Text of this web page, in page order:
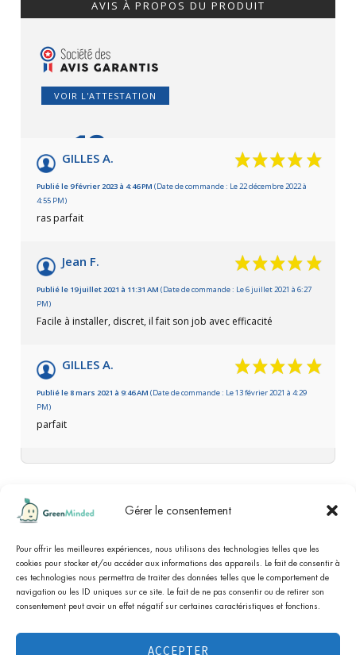
Gérer le consentement
Pour offrir les meilleures expériences, nous utilisons des technologies telles que les
cookies pour stocker et/ou accéder aux informations des appareils. Le fait de consentir à
ces technologies nous permettra de traiter des données telles que le comportement de
navigation ou les ID uniques sur ce site. Le fait de ne pas consentir ou de retirer son
consentement peut avoir un effet négatif sur certaines caractéristiques et fonctions.
ACCEPTER
AVIS À PROPOS DU PRODUIT
VOIR L'ATTESTATION
10/10
Basé sur 3 avis
GILLES A.
Publié le 9 février 2023 à 4:46 PM(Date de commande : Le 22 décembre 2022 à
4:55 PM)
ras parfait
Jean F.
Publié le 19 juillet 2021 à 11:31 AM(Date de commande : Le 6 juillet 2021 à 6:27
PM)
Facile à installer, discret, il fait son job avec efficacité
GILLES A.
Publié le 8 mars 2021 à 9:46 AM(Date de commande : Le 13 février 2021 à 4:29
PM)
parfait
afficher l'attestation.
Tous les prix sont T.T.C, T.V.A non-applicable, art. 293-B